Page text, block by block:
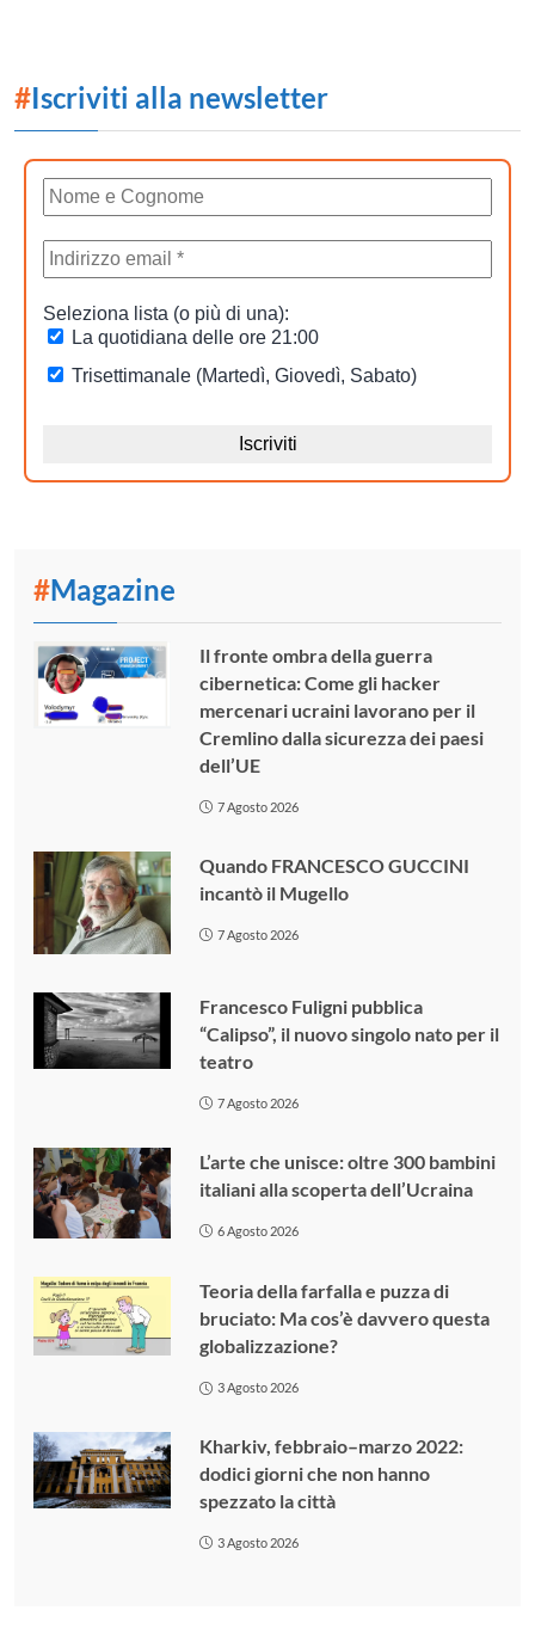
#Iscriviti alla newsletter
#Magazine
Il fronte ombra della guerra
cibernetica: Come gli hacker
mercenari ucraini lavorano per il
Cremlino dalla sicurezza dei paesi
dell’UE
7 Agosto 2026
Quando FRANCESCO GUCCINI
incantò il Mugello
7 Agosto 2026
Francesco Fuligni pubblica
“Calipso”, il nuovo singolo nato per il
teatro
7 Agosto 2026
L’arte che unisce: oltre 300 bambini
italiani alla scoperta dell’Ucraina
6 Agosto 2026
Teoria della farfalla e puzza di
bruciato: Ma cos’è davvero questa
globalizzazione?
3 Agosto 2026
Kharkiv, febbraio–marzo 2022:
dodici giorni che non hanno
spezzato la città
3 Agosto 2026